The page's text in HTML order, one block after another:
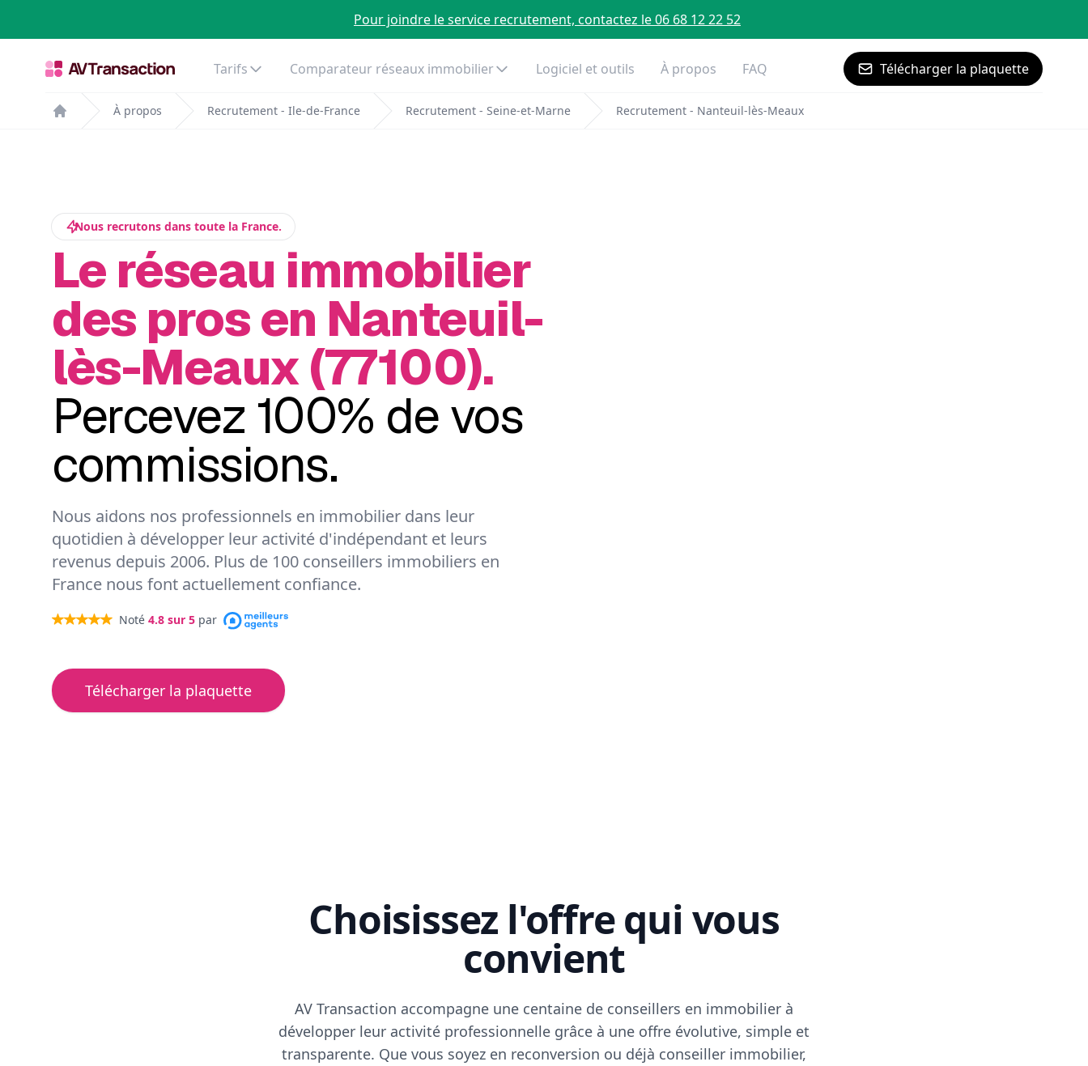
Pour joindre le service recrutement, contactez le 06 68 12 22 52
Tarifs Comparateur réseaux immobilier Logiciel et outils À propos FAQ Télécharger la plaquette
Home
À propos Recrutement - Ile-de-France Recrutement - Seine-et-Marne Recrutement - Nanteuil-lès-Meaux
Nous recrutons dans toute la France.
Le réseau immobilier
des pros en Nanteuil-
lès-Meaux (77100).
Percevez 100% de vos
commissions.
Nous aidons nos professionnels en immobilier dans leur
quotidien à développer leur activité d'indépendant et leurs
revenus depuis 2006. Plus de 100 conseillers immobiliers en
France nous font actuellement confiance.
Noté 4.8 sur 5 par
Télécharger la plaquette
Choisissez l'offre qui vous
convient
AV Transaction accompagne une centaine de conseillers en immobilier à
développer leur activité professionnelle grâce à une offre évolutive, simple et
transparente. Que vous soyez en reconversion ou déjà conseiller immobilier,